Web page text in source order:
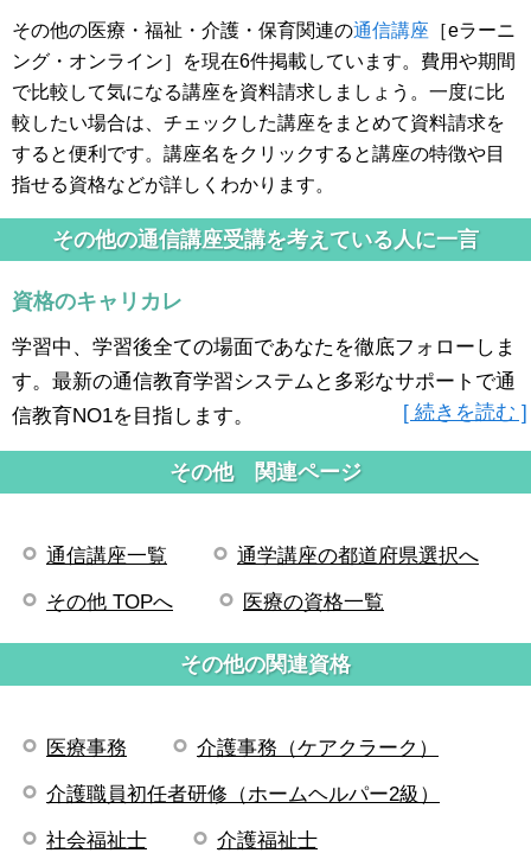
その他の医療・福祉・介護・保育関連の通信講座 ［eラーニ
ング・オンライン］を現在6件掲載しています。費用や期間
で比較して気になる講座を資料請求しましょう。一度に比
較したい場合は、チェックした講座をまとめて資料請求を
すると便利です。講座名をクリックすると講座の特徴や目
指せる資格などが詳しくわかります。
その他の通信講座受講を考えている人に一言
資格のキャリカレ
学習中、学習後全ての場面であなたを徹底フォローしま
す。最新の通信教育学習システムと多彩なサポートで通
信教育NO1を目指します。
[ 続きを読む ]
その他 関連ページ
通信講座一覧 通学講座の都道府県選択へ
その他 TOPへ 医療の資格一覧
その他の関連資格
医療事務 介護事務（ケアクラーク）
介護職員初任者研修（ホームヘルパー2級）
社会福祉士 介護福祉士